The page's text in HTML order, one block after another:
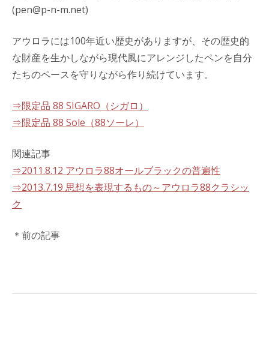
(pen@p-n-m.net)
アウロラには100年近い歴史がありますが、その歴史的
な財産を生かしながら現代風にアレンジしたペンを自分
たちのペースを守りながら作り続けています。
⇒限定品 88 SIGARO（シガロ）
⇒限定品 88 Sole（88ソーレ）
関連記事
⇒2011.8.12 アウロラ88オールブラックの普遍性
⇒2013.7.19 思想を表現するもの～アウロラ88クラシッ
ク
＊前の記事